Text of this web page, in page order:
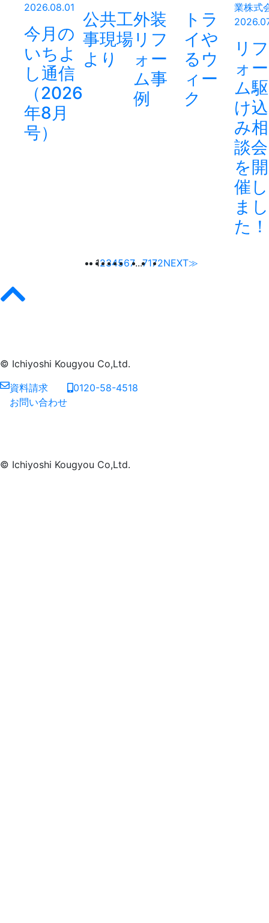
2026.08.01
今月の
いちよ
し通信
（2026
年8月
号）
公共工
事現場
より
外装
リフ
ォー
ム事
例
トラ
イや
るウ
ィー
ク
リフ
ォー
ム駆
け込
み相
談会
を開
催し
まし
た！
1234567...7172NEXT≫
© Ichiyoshi Kougyou Co,Ltd.
資料請求
お問い合わせ
0120-58-4518
© Ichiyoshi Kougyou Co,Ltd.